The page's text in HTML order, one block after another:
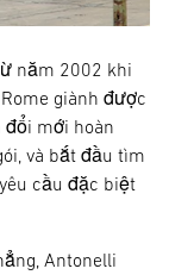
năm 2002 khi
giành được
đổi mới hoàn
và bắt đầu tìm
cầu đặc biệt
Antonelli